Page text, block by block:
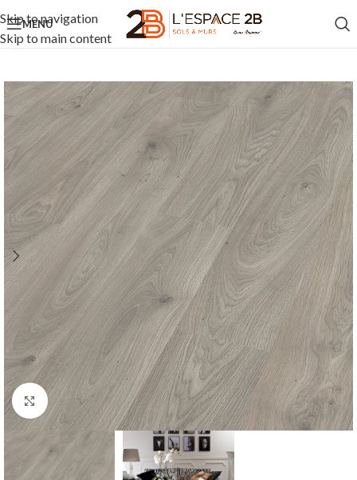
Skip to navigation
Skip to main content
MENU
Click to enlarge